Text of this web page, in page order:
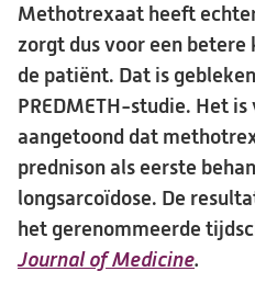
Methotrexaat heeft
zorgt dus voor een
de patiënt. Dat is
PREDMETH-studie. Het
aangetoond dat
prednison als eerste
longsarcoïdose. De
het gerenommeerde
Journal of Medicine(opent
.